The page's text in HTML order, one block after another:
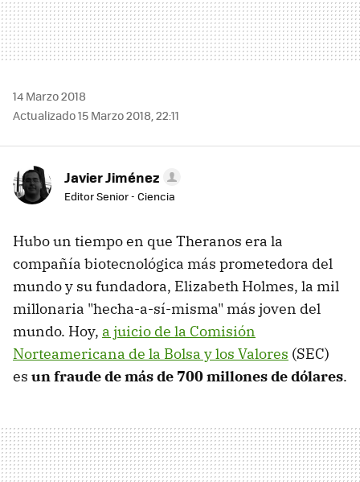
14 Marzo 2018
Actualizado 15 Marzo 2018, 22:11
Javier Jiménez
Editor Senior - Ciencia
Hubo un tiempo en que Theranos era la
compañía biotecnológica más prometedora del
mundo y su fundadora, Elizabeth Holmes, la mil
millonaria "hecha-a-sí-misma" más joven del
mundo. Hoy, a juicio de la Comisión
Norteamericana de la Bolsa y los Valores (SEC)
es un fraude de más de 700 millones de dólares.